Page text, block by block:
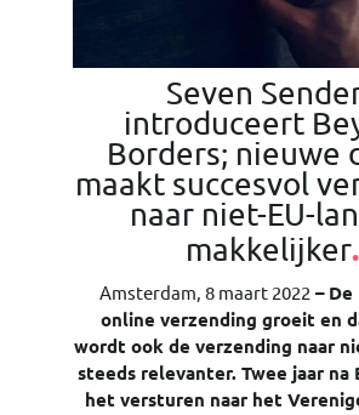
Seven
introduceert
Borders; nieuwe
maakt succesvol
naar niet-EU-
makkelijker.
Amsterdam, 8 maart 2022 – De
online verzending groeit en
wordt ook de verzending naar
steeds relevanter. Twee jaar
het versturen naar het